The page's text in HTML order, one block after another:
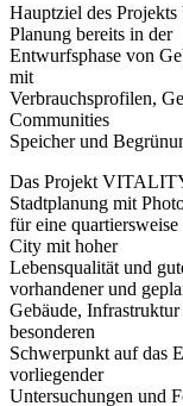
Hauptziel des
Planung bereits in der
Entwurfsphase von
mit
Verbrauchsprofilen,
Communities
Speicher und
Das Projekt
Stadtplanung mit
für eine
City mit hoher
Lebensqualität und
vorhandener und
Gebäude,
besonderen
Schwerpunkt auf das
vorliegender
Untersuchungen und